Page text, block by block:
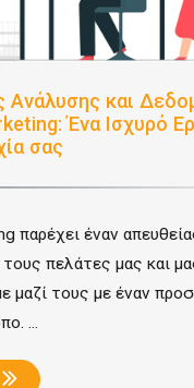
Ανάλυσης και
Ένα Ισχυρό
σας
παρέχει έναν
πελάτες μας και
μαζί τους με έναν
...